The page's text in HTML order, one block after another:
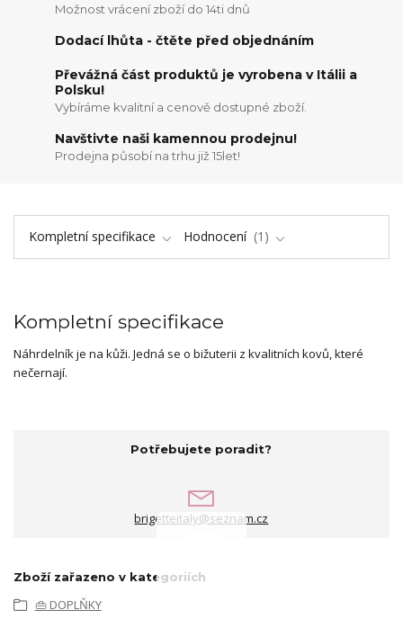
Možnost vrácení zboží do 14ti dnů
Dodací lhůta - čtěte před objednáním
Převážná část produktů je vyrobena v Itálii a
Polsku!
Vybíráme kvalitní a cenově dostupné zboží.
Navštivte naši kamennou prodejnu!
Prodejna působí na trhu již 15let!
Kompletní specifikace Hodnocení 1
Kompletní specifikace
Náhrdelník je na kůži. Jedná se o bižuterii z kvalitních kovů, které
nečernají.
Potřebujete poradit?
brigetteitaly@seznam.cz
Zboží zařazeno v kategoriích
👜 DOPLŇKY